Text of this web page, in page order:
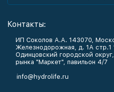
Контакты:
ИП Соколов А.А. 143070,
Железнодорожная, д. 1А стр.1
Одинцовский городской
рынка "Маркет", павильон 4/7
info@hydrolife.ru